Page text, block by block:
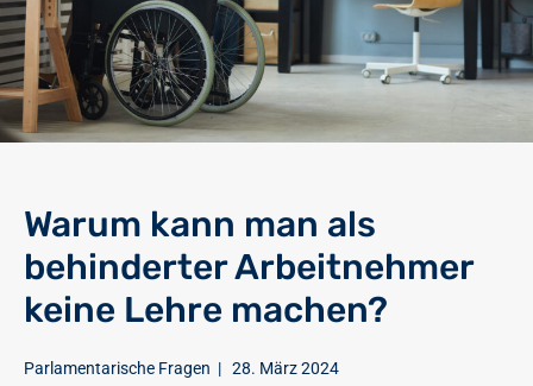
Warum kann man als
behinderter Arbeitnehmer
keine Lehre machen?
Parlamentarische Fragen | 28. März 2024